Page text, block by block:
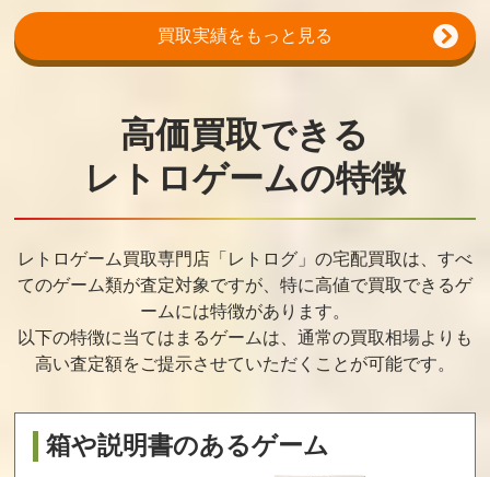
ールド
買取価格
アテナ ATHENA
買取価格
パラソルへんべ
え
買取価格
ンドウェア
15,000
ソードマスタ
ー
14,100
ダイナマイトバ
ットマン
14,000
買取実績をもっと見る
高価買取できる
レトロゲームの特徴
レトロゲーム買取専門店「レトログ」の宅配買取は、すべ
てのゲーム類が査定対象ですが、 特に高値で買取できるゲ
ームには特徴があります。
以下の特徴に当てはまるゲームは、通常の買取相場よりも
高い査定額をご提示させていただくことが可能です。
箱や説明書のあるゲーム